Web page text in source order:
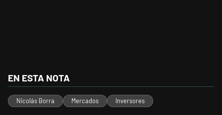
EN ESTA NOTA
Nicolás Borra Mercados Inversores